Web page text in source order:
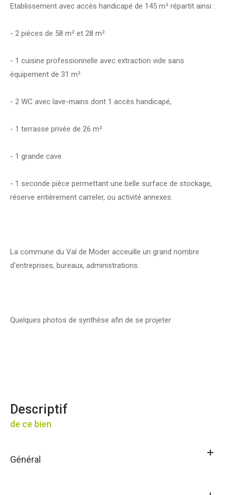
Etablissement avec accès handicapé de 145 m² répartit ainsi :
- 2 pièces de 58 m² et 28 m²
- 1 cuisine professionnelle avec extraction vide sans
équipement de 31 m²
- 2 WC avec lave-mains dont 1 accès handicapé,
- 1 terrasse privée de 26 m²
- 1 grande cave
- 1 seconde pièce permettant une belle surface de stockage,
réserve entièrement carreler, ou activité annexes.
La commune du Val de Moder acceuille un grand nombre
d'entreprises, bureaux, administrations.
Quelques photos de synthèse afin de se projeter
descriptif
de ce bien
Général